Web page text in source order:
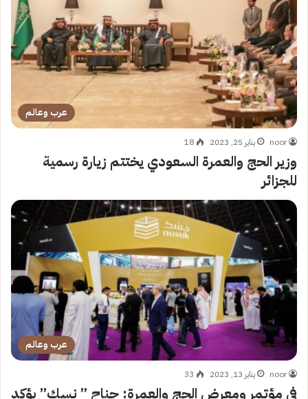
عرب وعالم
noor يناير 25, 2023 18
وزير الحج والعمرة السعودي يختتم زيارة رسمية
للجزائر
عرب وعالم
noor يناير 13, 2023 33
في مؤتمر ومعرض الحج والعمرة: جناح ” نسك” يؤكد